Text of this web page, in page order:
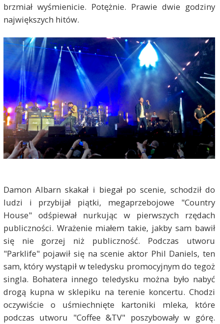
brzmiał wyśmienicie. Potężnie. Prawie dwie godziny
największych hitów.
Damon Albarn skakał i biegał po scenie, schodził do
ludzi i przybijał piątki, megaprzebojowe "Country
House" odśpiewał nurkując w pierwszych rzędach
publiczności. Wrażenie miałem takie, jakby sam bawił
się nie gorzej niż publiczność. Podczas utworu
"Parklife" pojawił się na scenie aktor Phil Daniels, ten
sam, który wystąpił w teledysku promocyjnym do tegoż
singla. Bohatera innego teledysku można było nabyć
drogą kupna w sklepiku na terenie koncertu. Chodzi
oczywiście o uśmiechnięte kartoniki mleka, które
podczas utworu "Coffee &TV" poszybowały w górę.